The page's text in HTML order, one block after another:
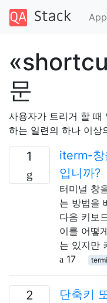
문
사용자가 트리거 할 때
하는 일련의 하나 이상
1
iterm-창
입니까?
터미널 창
는 방법을
다음 키보
이를 어떻
는 있지만
17
2
단축키